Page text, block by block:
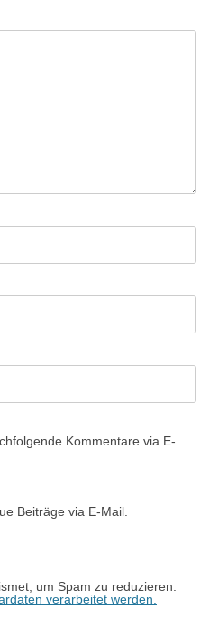
Kommentare via E-
Beiträge via E-Mail.
um Spam zu reduzieren.
verarbeitet werden.